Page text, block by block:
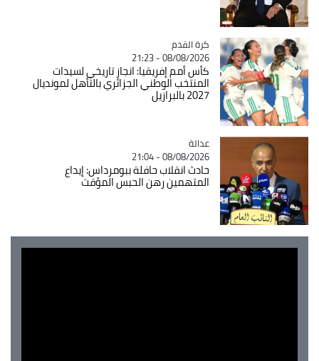
Catégorie
كرة القدم
08/08/2026 - 21:23
كأس أمم إفريقيا: انجاز تاريخي لسيدات
المنتخب الوطني الجزائري بالتأهل لمونديال
2027 بالبرازيل
Catégorie
عدالة
08/08/2026 - 21:04
حادث انقلاب حافلة ببومرداس: إيداع
المتهمين رهن الحبس المؤقت